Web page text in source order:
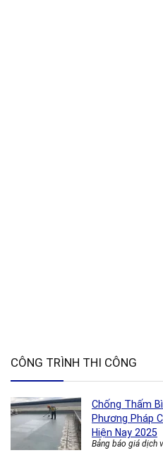
CÔNG TRÌNH THI CÔNG
Chống Thấm
Phương Pháp
Hiện Nay 2025
Bảng báo giá dịch